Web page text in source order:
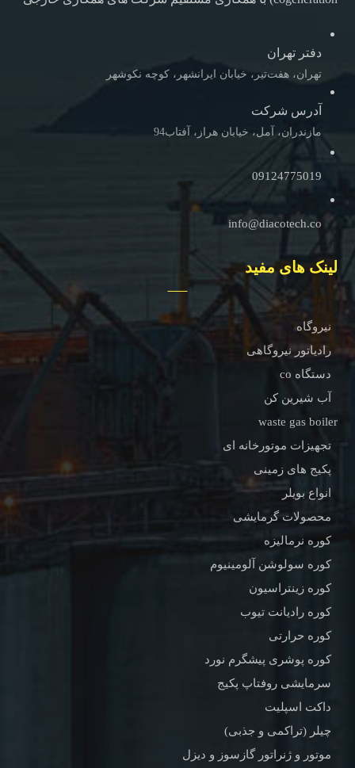
دفتر تهران
تهران، هفت‌تیر، خیابان ایرانشهر، کوچه نکوشهر
آدرس شرکت
مازندران، آمل، خیابان هراز، آفتاب94
09124775019
info@diacotech.co
لینک های مفید
نیروگاه
رادیاتور نیروگاهی
دستگاه co
آب شیرین کن
waste gas boiler
تجهیزات موتورخانه ای
پکیج های زمینی
انواع بویلر
محصولات گرمایشی
کوره نرمالیزه
کوره سولوشن آلومینیوم
کوره زینتراسیون
کوره رادیانت تیوب
کوره حرارتی
کوره پوشری پیشگرم نورد
سرمایشی روفتاپ پکیج
داکت اسپلیت
چیلر (تراکمی و جذبی)
موتور و ژنراتور گازسوز و دیزل